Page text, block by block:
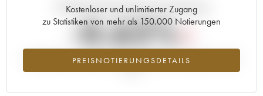
Kostenloser und unlimitierter Zugang
zu Statistiken von mehr als 150.000 Notierungen
PREISNOTIERUNGSDETAILS
Aktuelle Entwicklung der Preisnotierung
-0.62%
Preisabfall des Jahrgangs 2010 im Jahr 2026 im Vergleich zum Jahr